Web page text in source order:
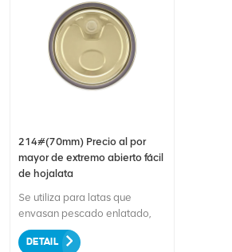
214#(70mm) Precio al por
mayor de extremo abierto fácil
de hojalata
Se utiliza para latas que
envasan pescado enlatado,
carne, pasta de tomate
enlatada, alimentos secos
DETAIL